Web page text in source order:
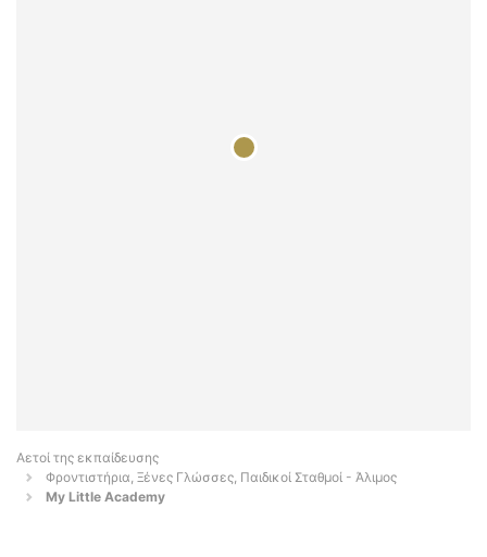
Αετοί της εκπαίδευσης
Φροντιστήρια, Ξένες Γλώσσες, Παιδικοί Σταθμοί - Άλιμος
My Little Academy